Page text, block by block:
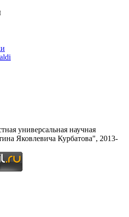
универсальная научная
Яковлевича Курбатова", 2013-